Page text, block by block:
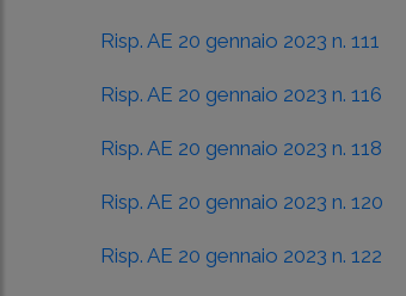
Risp. AE 20 gennaio 2023 n. 111
Risp. AE 20 gennaio 2023 n. 116
Risp. AE 20 gennaio 2023 n. 118
Risp. AE 20 gennaio 2023 n. 120
Risp. AE 20 gennaio 2023 n. 122